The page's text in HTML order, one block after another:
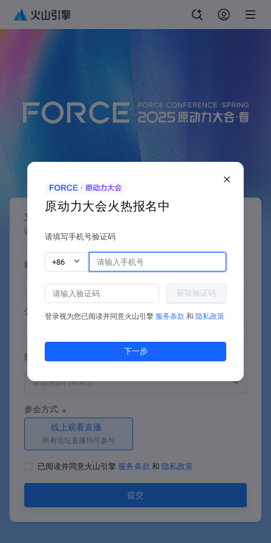
立即报名
请填写信息，我们将在会前以短信形式告知您参会状态
联系人
公司名称
部门和职位
参会方式
线上观看直播
所有论坛直播均可参与
已阅读并同意火山引擎 服务条款 和 隐私政策
提交
原动力大会火热报名中
请填写手机号验证码
+86
获取验证码
登录视为您已阅读并同意火山引擎 服务条款 和 隐私政策
下一步